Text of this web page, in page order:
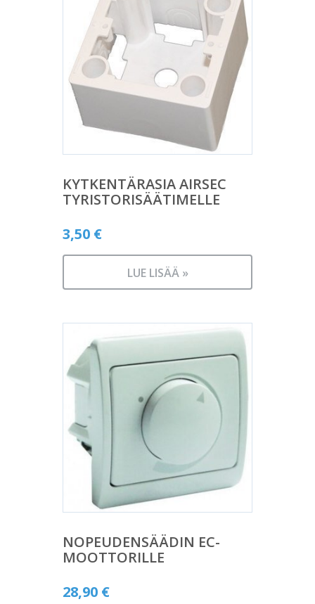
KYTKENTÄRASIA AIRSEC
TYRISTORISÄÄTIMELLE
3,50 €
LUE LISÄÄ »
NOPEUDENSÄÄDIN EC-
MOOTTORILLE
28,90 €